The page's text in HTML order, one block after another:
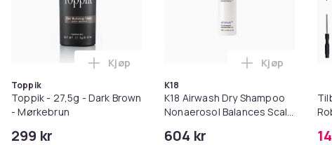
Toppik
Toppik - 27,5g - Dark Brown
- Mørkebrun
299 kr
Legg Toppik - 27,5g - Dark Brown -
Kjøp
K18
K18 Airwash Dry Shampoo
Nonaerosol Balances Scalp
604 kr
Legg K18
Kjøp